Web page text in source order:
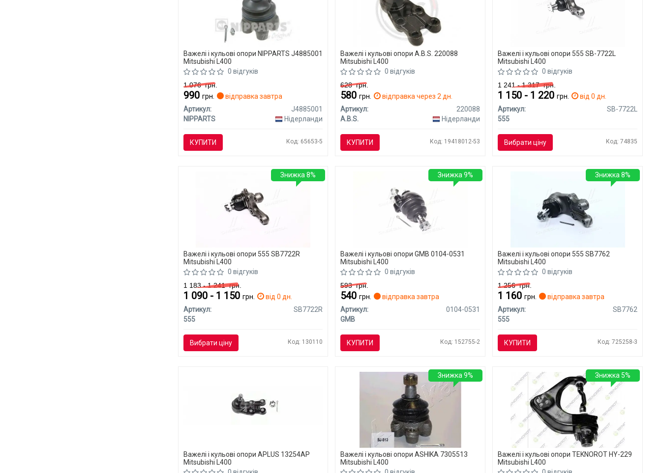
Важелі і кульові опори NIPPARTS J4885001
Mitsubishi L400
0 відгуків
1 076грн.
990 грн.
відправка завтра
Артикул:
J4885001
NIPPARTS
Нідерланди
КУПИТИ Код: 65653-5
Важелі і кульові опори A.B.S. 220088
Mitsubishi L400
0 відгуків
628грн.
580грн.
відправка через 2 дн.
Артикул:
220088
A.B.S.
Нідерланди
КУПИТИ Код: 19418012-53
Важелі і кульові опори 555 SB-7722L
Mitsubishi L400
0 відгуків
1 241 - 1 317грн.
1 150 - 1 220грн.
від 0 дн.
Артикул:
SB-7722L
555
Вибрати ціну Код: 74835
Важелі і кульові опори 555 SB7722R
Mitsubishi L400
0 відгуків
1 183 - 1 241грн.
1 090 - 1 150 грн.
від 0 дн.
Артикул:
SB7722R
555
Вибрати ціну Код: 130110
Знижка 8%
Важелі і кульові опори GMB 0104-0531
Mitsubishi L400
0 відгуків
593грн.
540грн.
відправка завтра
Артикул:
0104-0531
GMB
КУПИТИ Код: 152755-2
Знижка 9%
Важелі і кульові опори 555 SB7762
Mitsubishi L400
0 відгуків
1 256грн.
1 160грн.
відправка завтра
Артикул:
SB7762
555
КУПИТИ Код: 725258-3
Знижка 8%
Важелі і кульові опори APLUS 13254AP
Mitsubishi L400
Важелі і кульові опори ASHIKA 7305513
Mitsubishi L400
Знижка 9%
Важелі і кульові опори TEKNOROT HY-229
Mitsubishi L400
Знижка 5%